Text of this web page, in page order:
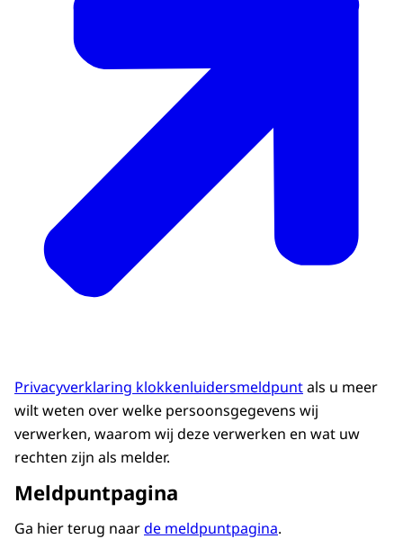
Privacyverklaring klokkenluidersmeldpuntals u meer
wilt weten over welke persoonsgegevens wij
verwerken, waarom wij deze verwerken en wat uw
rechten zijn als melder.
Meldpuntpagina
Ga hier terug naarde meldpuntpagina.